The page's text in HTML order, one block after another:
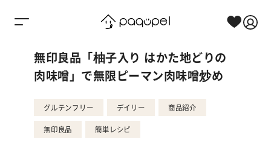
無印良品「柚子入り はかた地どりの
肉味噌」で無限ピーマン肉味噌炒め
グルテンフリー デイリー 商品紹介
無印良品 簡単レシピ